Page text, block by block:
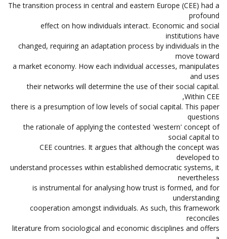
The transition process in central and eastern Europe (CEE) had a
profound
effect on how individuals interact. Economic and social
institutions have
changed, requiring an adaptation process by individuals in the
move toward
a market economy. How each individual accesses, manipulates
and uses
their networks will determine the use of their social capital.
Within CEE,
there is a presumption of low levels of social capital. This paper
questions
the rationale of applying the contested 'western' concept of
social capital to
CEE countries. It argues that although the concept was
developed to
understand processes within established democratic systems, it
nevertheless
is instrumental for analysing how trust is formed, and for
understanding
cooperation amongst individuals. As such, this framework
reconciles
literature from sociological and economic disciplines and offers